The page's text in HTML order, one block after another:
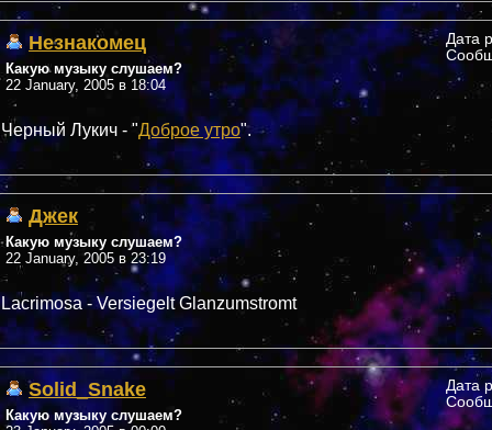
Незнакомец
Какую музыку слушаем?
22 January, 2005 в 18:04
Дата
Черный Лукич - "Доброе утро".
Джек
Какую музыку слушаем?
22 January, 2005 в 23:19
Lacrimosa - Versiegelt Glanzumstromt
Solid_Snake
Какую музыку слушаем?
Дата